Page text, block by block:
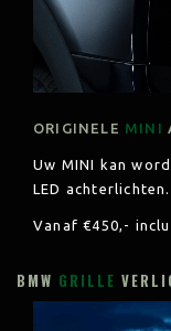
ORIGINELE MINI
Uw MINI kan
LED achterlichten.
Vanaf €450,-
BMW GRILLE